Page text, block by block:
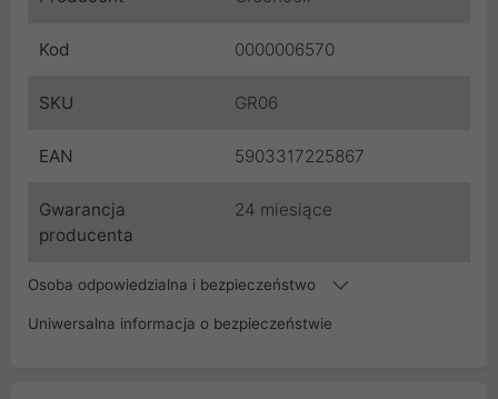
Kod 0000006570
SKU GR06
EAN 5903317225867
Gwarancja
producenta
24 miesiące
Osoba odpowiedzialna i bezpieczeństwo
Uniwersalna informacja o bezpieczeństwie